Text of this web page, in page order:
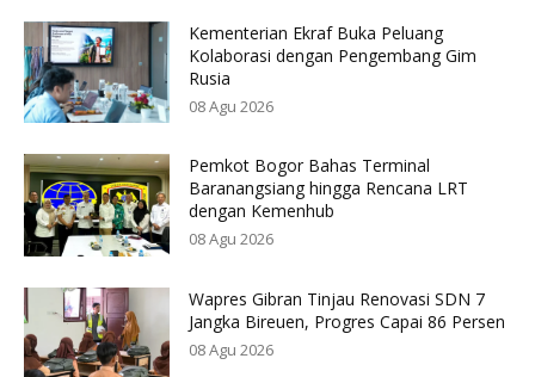
Kementerian Ekraf Buka Peluang
Kolaborasi dengan Pengembang Gim
Rusia
08 Agu 2026
Pemkot Bogor Bahas Terminal
Baranangsiang hingga Rencana LRT
dengan Kemenhub
08 Agu 2026
Wapres Gibran Tinjau Renovasi SDN 7
Jangka Bireuen, Progres Capai 86 Persen
08 Agu 2026